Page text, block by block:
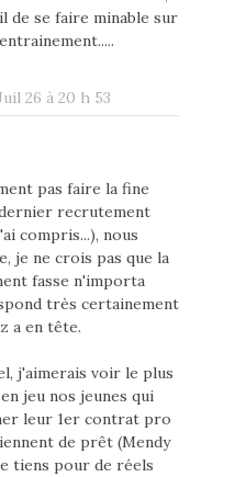
de se faire minable sur
26 à 20 h 53
pas faire la fine
recrutement
compris...), nous
je ne crois pas que la
fasse n'importa
très certainement
a en tête.
j'aimerais voir le plus
jeu nos jeunes qui
leur 1er contrat pro
de prêt (Mendy
tiens pour de réels